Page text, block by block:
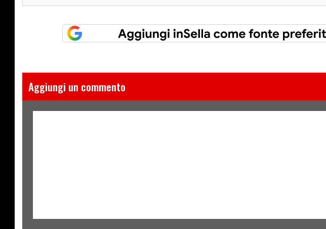
Aggiungi un commento